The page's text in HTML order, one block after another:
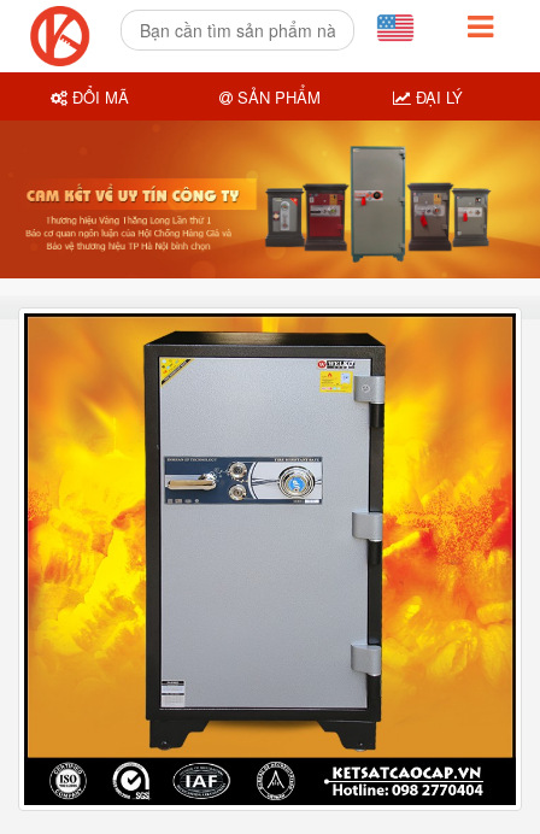
ĐỔI MÃ SẢN PHẨM ĐẠI LÝ